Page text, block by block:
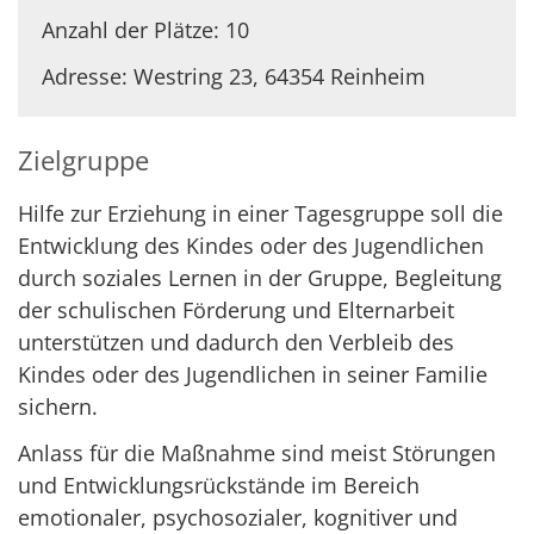
Anzahl der Plätze: 10
Adresse: Westring 23, 64354 Reinheim
Zielgruppe
Hilfe zur Erziehung in einer Tagesgruppe soll die
Entwicklung des Kindes oder des Jugendlichen
durch soziales Lernen in der Gruppe, Begleitung
der schulischen Förderung und Elternarbeit
unterstützen und dadurch den Verbleib des
Kindes oder des Jugendlichen in seiner Familie
sichern.
Anlass für die Maßnahme sind meist Störungen
und Entwicklungsrückstände im Bereich
emotionaler, psychosozialer, kognitiver und